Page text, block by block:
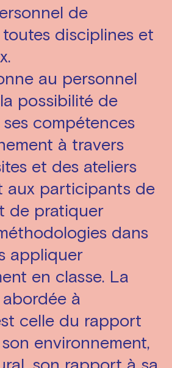
de
disciplines et
au personnel
possibilité de
compétences
à travers
et des ateliers
aux participants de
de pratiquer
dans
appliquer
en classe. La
à
celle du rapport
environnement,
son rapport à sa